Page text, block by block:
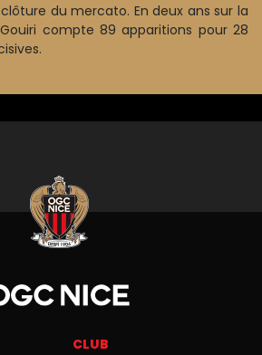
du mercato. En deux ans sur la
compte 89 apparitions pour 28
CLUB